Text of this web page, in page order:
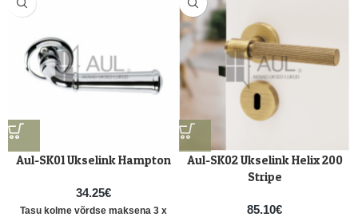
Aul-SK02 Ukselink Helix 200
Stripe
85.10€
Aul-SK01 Ukselink Hampton
34.25€
Tasu kolme võrdse maksena 3 x